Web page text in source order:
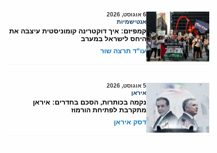
6 אוגוסט, 2026
אנטישמיות
קמפיזם: איך דוקטרינה קומוניסטית עיצבה את
היחס לישראל במערב
עו"ד תרצה שור
5 אוגוסט, 2026
איראן
נקמה בכותרות, הסכם בחדרים: איראן
מתקרבת לפתיחת הורמוז
דסק איראן